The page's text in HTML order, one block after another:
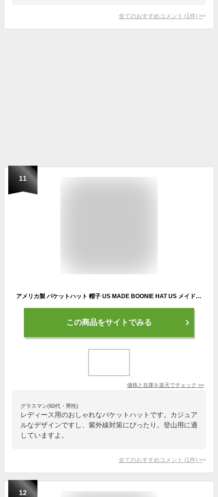
全てのおすすめコメント (1 件) >
11
アメリカ製 バケットハット 帽子 US MADE BOONIE HAT US メイド ブーニーハット メンズ レディース アウトドア キャンプ 登山 帽子 レディース サファリハット メンズ MADE IN USA
この商品をサイトでみる
価格と在庫を楽天でチェック >>
グラスマン(60代・男性)
レディース用のおしゃれなバケットハットです。カジュア
ルなデザインですし、紫外線対策にぴったり。登山用に適
していますよ。
全てのおすすめコメント (1 件) >
12